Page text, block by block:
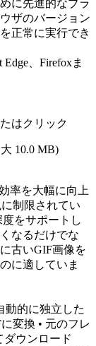
に先進的なブラ
ザのバージョン
正常に実行でき
、Firefoxま
はクリック
10.0 MB)
率を大幅に向上
制限されてい
をサポートし
なるだけでな
古いGIF画像を
に適していま
動的に独立した
変換 • 元のフレ
ダウンロード